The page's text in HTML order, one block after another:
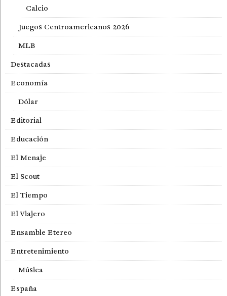
Calcio
Juegos Centroamericanos 2026
MLB
Destacadas
Economía
Dólar
Editorial
Educación
El Menaje
El Scout
El Tiempo
El Viajero
Ensamble Etereo
Entretenimiento
Música
España